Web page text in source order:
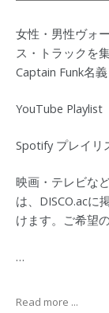
女性・男性ヴォ
ス・トラックを
Captain Funk名
YouTube Playlist
Spotify プレイリ
映画・テレビな
は、DISCO.acに
けます。ご希望
…
Read more ...